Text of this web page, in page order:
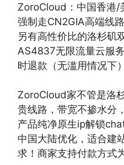
ZoroCloud：中国香港/
强制走CN2GIA高端线
另有高性价比的洛杉矶
AS4837无限流量云服
时退款（无滥用情况下
ZoroCloud家不管是洛
贵线路，带宽不掺水分
产品纯净原生ip解锁
中国大陆优化，适合建
求！商家支持付款方式